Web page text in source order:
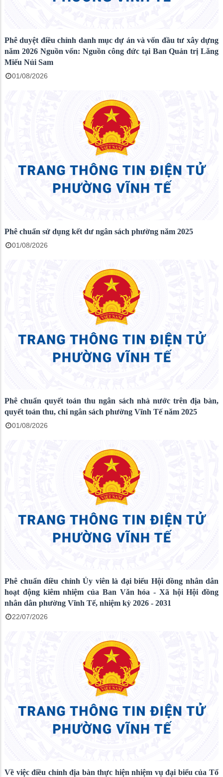
Phê duyệt điều chỉnh danh mục dự án và vốn đầu tư xây dựng
năm 2026 Nguồn vốn: Nguồn công đức tại Ban Quản trị Lăng
Miếu Núi Sam
01/08/2026
Phê chuẩn sử dụng kết dư ngân sách phường năm 2025
01/08/2026
Phê chuẩn quyết toán thu ngân sách nhà nước trên địa bàn,
quyết toán thu, chi ngân sách phường Vĩnh Tế năm 2025
01/08/2026
Phê chuẩn điều chỉnh Ủy viên là đại biểu Hội đồng nhân dân
hoạt động kiêm nhiệm của Ban Văn hóa - Xã hội Hội đồng
nhân dân phường Vĩnh Tế, nhiệm kỳ 2026 - 2031
22/07/2026
Về việc điều chỉnh địa bàn thực hiện nhiệm vụ đại biểu của Tổ